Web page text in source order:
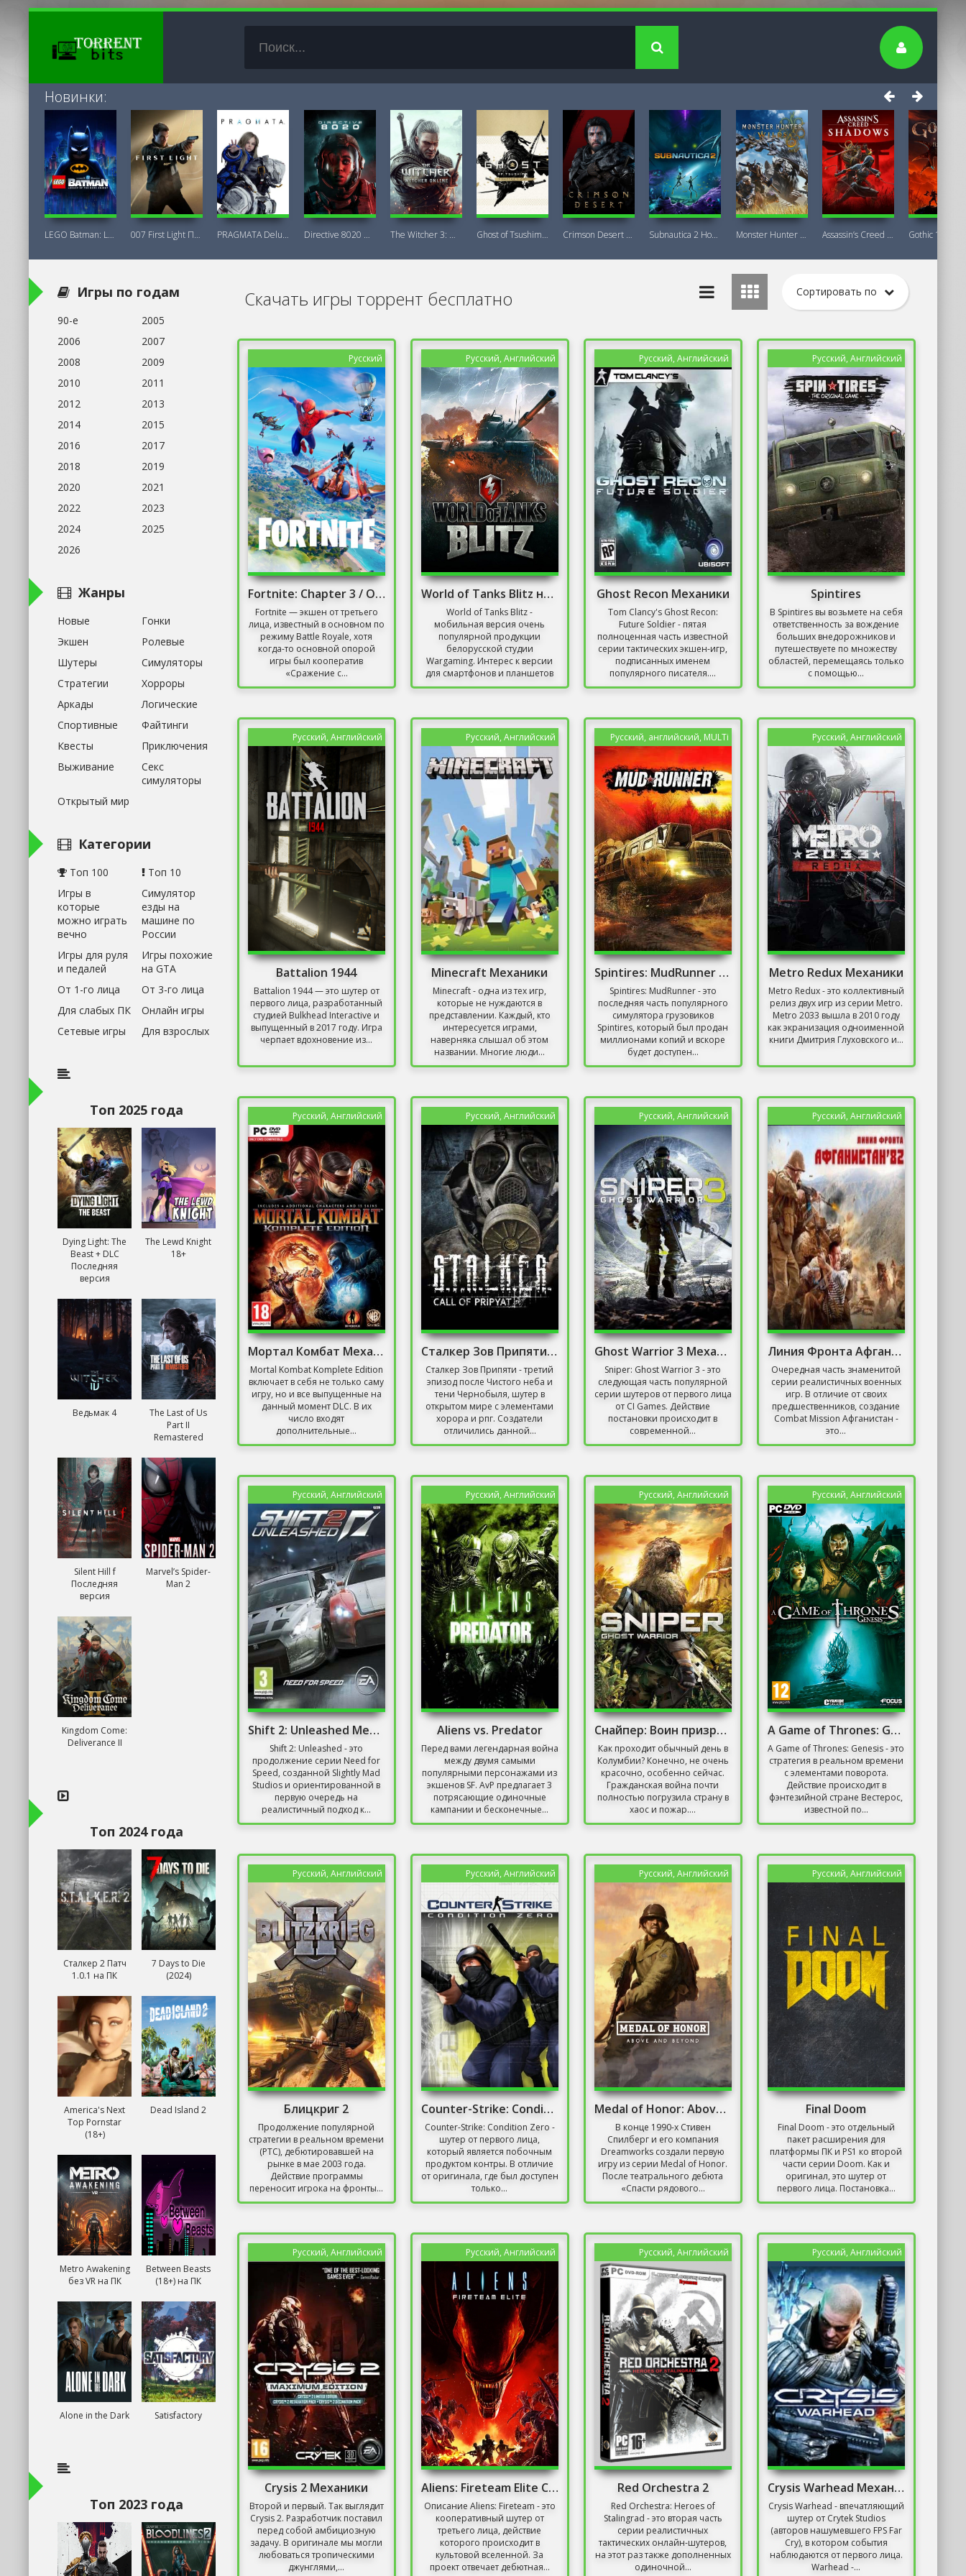
Новинки:
LEGO Batman: Legacy of the Dark Knight 007 First Light Последняя Версия PRAGMATA Deluxe Edition Directive 8020 Digital Deluxe Новая The Witcher 3: Wild Hunt Witcher Online Ghost of Tsushima DIRECTOR'S CUT + DLC Crimson Desert Deluxe Edition Subnautica 2 Новая версия Monster Hunter Wilds Premium Deluxe Assassin’s Creed Shadows Premium Edition
Скачать игры торрент бесплатно
Русский
Fortnite: Chapter 3 / Онлайн
Fortnite — экшен от третьего
лица, известный в основном по
режиму Battle Royale, хотя
когда-то основной опорой
игры был кооператив
«Сражение с...
Русский, Английский
World of Tanks Blitz на ПК
World of Tanks Blitz -
мобильная версия очень
популярной продукции
белорусской студии
Wargaming. Интерес к версии
для смартфонов и планшетов
означал,...
Русский, Английский
Ghost Recon Механики
Tom Clancy's Ghost Recon:
Future Soldier - пятая
полноценная часть известной
серии тактических экшен-игр,
подписанных именем
популярного писателя....
Русский, Английский
Spintires
В Spintires вы возьмете на себя
ответственность за вождение
больших внедорожников и
путешествуете по множеству
областей, перемещаясь только
с помощью...
Русский, Английский
Battalion 1944
Battalion 1944 — это шутер от
первого лица, разработанный
студией Bulkhead Interactive и
выпущенный в 2017 году. Игра
черпает вдохновение из...
Русский, Английский
Minecraft Механики
Minecraft - одна из тех игр,
которые не нуждаются в
представлении. Каждый, кто
интересуется играми,
наверняка слышал об этом
названии. Многие люди...
Русский, английский, MULTi
Spintires: MudRunner / Онлайн
Spintires: MudRunner - это
последняя часть популярного
симулятора грузовиков
Spintires, который был продан
миллионами копий и вскоре
будет доступен...
Русский, Английский
Metro Redux Механики
Metro Redux - это коллективный
релиз двух игр из серии Metro.
Metro 2033 вышла в 2010 году
как экранизация одноименной
книги Дмитрия Глуховского и...
Русский, Английский
Мортал Комбат Механики
Mortal Kombat Komplete Edition
включает в себя не только саму
игру, но и все выпущенные на
данный момент DLC. В их
число входят
дополнительные...
Русский, Английский
Сталкер Зов Припяти без Торрента
Сталкер Зов Припяти - третий
эпизод после Чистого неба и
тени Чернобыля, шутер в
открытом мире с элементами
хорора и рпг. Создатели
отличились данной...
Русский, Английский
Ghost Warrior 3 Механики
Sniper: Ghost Warrior 3 - это
следующая часть популярной
серии шутеров от первого лица
от CI Games. Действие
постановки происходит в
современной...
Русский, Английский
Линия Фронта Афганистан 82
Очередная часть знаменитой
серии реалистичных военных
игр. В отличие от своих
предшественников, создание
Combat Mission Афганистан -
это...
Русский, Английский
Shift 2: Unleashed Механики
Shift 2: Unleashed - это
продолжение серии Need for
Speed, созданной Slightly Mad
Studios и ориентированной в
первую очередь на
реалистичный подход к...
Русский, Английский
Aliens vs. Predator
Перед вами легендарная война
между двумя самыми
популярными персонажами из
экшенов SF. AvP предлагает 3
потрясающие одиночные
кампании и бесконечные...
Русский, Английский
Снайпер: Воин призрак / Sniper: Ghost Warrior
Как проходит обычный день в
Колумбии? Конечно, не очень
красочно, особенно сейчас.
Гражданская война почти
полностью погрузила страну в
хаос и пожар....
Русский, Английский
A Game of Thrones: Genesis
A Game of Thrones: Genesis - это
стратегия в реальном времени
с элементами поворота.
Действие происходит в
фэнтезийной стране Вестерос,
известной по...
Русский, Английский
Блицкриг 2
Продолжение популярной
стратегии в реальном времени
(РТС), дебютировавшей на
рынке в мае 2003 года.
Действие программы
переносит игрока на фронты...
Русский, Английский
Counter-Strike: Condition Zero Скачать
Counter-Strike: Condition Zero -
шутер от первого лица,
который является побочным
продуктом контры. В отличие
от оригинала, где был доступен
только...
Русский, Английский
Medal of Honor: Above and Beyond
В конце 1990-х Стивен
Спилберг и его компания
Dreamworks создали первую
игру из серии Medal of Honor.
После театрального дебюта
«Спасти рядового...
Русский, Английский
Final Doom
Final Doom - это отдельный
пакет расширения для
платформы ПК и PS1 ко второй
части серии Doom. Как и
оригинал, это шутер от
первого лица. Постановка...
Русский, Английский
Crysis 2 Механики
Второй и первый. Так выглядит
Crysis 2. Разработчик поставил
перед собой амбициозную
задачу. В оригинале мы могли
любоваться тропическими
джунглями,...
Русский, Английский
Aliens: Fireteam Elite Скачать Торрент
Описание Aliens: Fireteam - это
кооперативный шутер от
третьего лица, действие
которого происходит в
культовой вселенной. За
проект отвечает дебютная...
Русский, Английский
Red Orchestra 2
Red Orchestra: Heroes of
Stalingrad - это вторая часть
серии реалистичных
тактических онлайн-шутеров,
на этот раз также дополненных
одиночной...
Русский, Английский
Crysis Warhead Механики
Crysis Warhead - впечатляющий
шутер от Crytek Studios
(авторов нашумевшего FPS Far
Cry), в котором события
наблюдаются от первого лица.
Warhead -...
Игры по годам
90-е
2005
2006
2007
2008
2009
2010
2011
2012
2013
2014
2015
2016
2017
2018
2019
2020
2021
2022
2023
2024
2025
2026
Жанры
Новые
Гонки
Экшен
Ролевые
Шутеры
Симуляторы
Стратегии
Хорроры
Аркады
Логические
Спортивные
Файтинги
Квесты
Приключения
Выживание
Секс
симуляторы
Открытый мир
Категории
Топ 100
Топ 10
Игры в
которые
можно играть
вечно
Симулятор
езды на
машине по
России
Игры для руля
и педалей
Игры похожие
на GTA
От 1-го лица
От 3-го лица
Для слабых ПК
Онлайн игры
Сетевые игры
Для взрослых
Топ 2025 года
Dying Light: The
Beast + DLC
Последняя
версия
The Lewd Knight
18+
Ведьмак 4
The Last of Us
Part II
Remastered
Silent Hill f
Последняя
версия
Marvel’s Spider-
Man 2
Kingdom Come:
Deliverance II
Топ 2024 года
Сталкер 2 Патч
1.0.1 на ПК
7 Days to Die
(2024)
America's Next
Top Pornstar
(18+)
Dead Island 2
Metro Awakening
без VR на ПК
Between Beasts
(18+) на ПК
Alone in the Dark Satisfactory
Топ 2023 года